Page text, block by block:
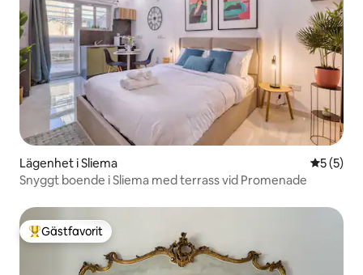
Lägenhet i Sliema 5 av 5 i
5 (5)
Snyggt boende i Sliema med terrass vid Promenade
Populär gästfavorit
Gästfavorit